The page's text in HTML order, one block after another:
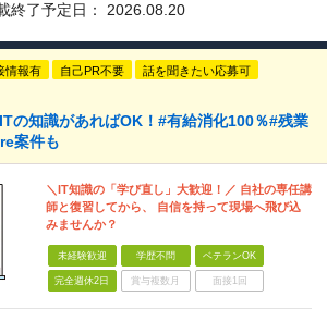
終了予定日： 2026.08.20
情報有 自己PR不要 話を聞きたい応募可
の知識があればOK！#有給消化100％#残業
案件も
＼IT知識の「学び直し」大歓迎！／ 自社の専任講
師と復習してから、 自信を持って現場へ飛び込
みませんか？
未経験歓迎 学歴不問 ベテランOK
完全週休2日 賞与複数月 面接1回